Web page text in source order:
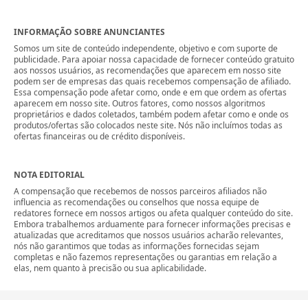
INFORMAÇÃO SOBRE ANUNCIANTES
Somos um site de conteúdo independente, objetivo e com suporte de
publicidade. Para apoiar nossa capacidade de fornecer conteúdo gratuito
aos nossos usuários, as recomendações que aparecem em nosso site
podem ser de empresas das quais recebemos compensação de afiliado.
Essa compensação pode afetar como, onde e em que ordem as ofertas
aparecem em nosso site. Outros fatores, como nossos algoritmos
proprietários e dados coletados, também podem afetar como e onde os
produtos/ofertas são colocados neste site. Nós não incluímos todas as
ofertas financeiras ou de crédito disponíveis.
NOTA EDITORIAL
A compensação que recebemos de nossos parceiros afiliados não
influencia as recomendações ou conselhos que nossa equipe de
redatores fornece em nossos artigos ou afeta qualquer conteúdo do site.
Embora trabalhemos arduamente para fornecer informações precisas e
atualizadas que acreditamos que nossos usuários acharão relevantes,
nós não garantimos que todas as informações fornecidas sejam
completas e não fazemos representações ou garantias em relação a
elas, nem quanto à precisão ou sua aplicabilidade.